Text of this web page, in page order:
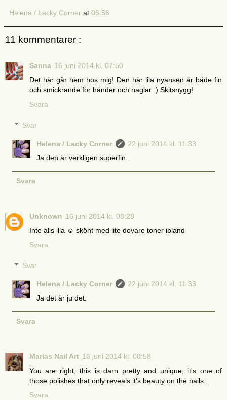
Helena / Lacky Corner at 06:56
11 kommentarer :
Sanna 16 juni 2014 kl. 07:50
Det här går hem hos mig! Den här lila nyansen är både fin
och smickrande för händer och naglar :) Skitsnygg!
Svara
Svar
Helena / Lacky Corner
22 juni 2014 kl. 11:33
Ja den är verkligen superfin.
Svara
Unknown 16 juni 2014 kl. 08:28
Inte alls illa ☺ skönt med lite dovare toner ibland
Svara
Svar
Helena / Lacky Corner
22 juni 2014 kl. 11:33
Ja det är ju det.
Svara
Marias Nail Art 16 juni 2014 kl. 08:58
You are right, this is darn pretty and unique, it's one of
those polishes that only reveals it's beauty on the nails...
Svara